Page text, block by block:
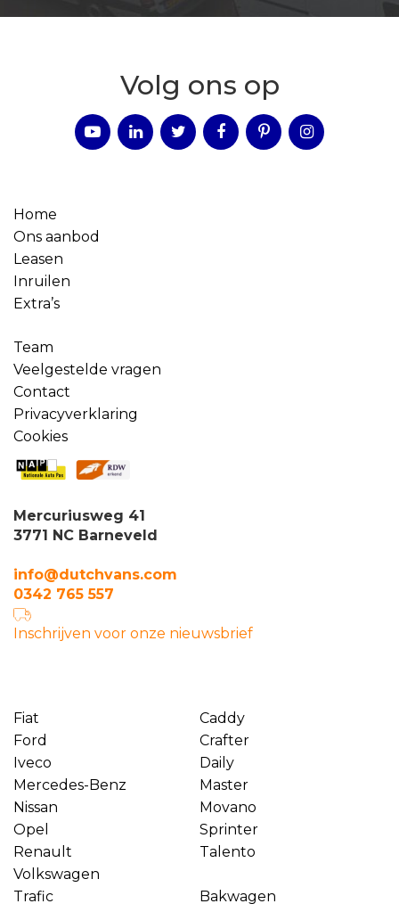
Volg ons op
Home
Ons aanbod
Leasen
Inruilen
Extra’s
Team
Veelgestelde vragen
Contact
Privacyverklaring
Cookies
Mercuriusweg 41
3771 NC Barneveld
info@dutchvans.com
0342 765 557
Inschrijven voor onze nieuwsbrief
Fiat
Ford
Iveco
Mercedes-Benz
Nissan
Opel
Renault
Volkswagen
Caddy
Crafter
Daily
Master
Movano
Sprinter
Talento
Trafic
Bakwagen